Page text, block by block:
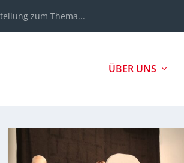
zum Thema...
ÜBER UNS